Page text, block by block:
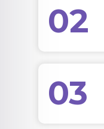
02
03